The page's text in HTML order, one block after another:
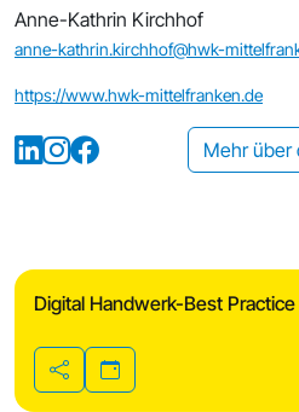
Anne-Kathrin Kirchhof
anne-kathrin.kirchhof@hwk-
https://www.hwk-mittelfranken.de
Mehr über
Teilen